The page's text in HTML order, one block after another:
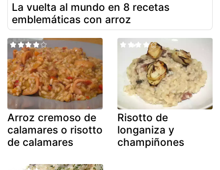
La vuelta al mundo en 8 recetas
emblemáticas con arroz
Arroz cremoso de
calamares o risotto
de calamares
Risotto de
longaniza y
champiñones